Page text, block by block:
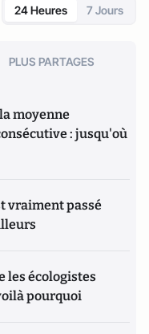
24 Heures 7 Jours
PLUS PARTAGES
moyenne
: jusqu'où
vraiment passé
les écologistes
pourquoi